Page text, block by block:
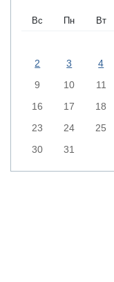
Вс Пн Вт
2
3 4
9
10 11
16
17 18
23
24 25
30
31